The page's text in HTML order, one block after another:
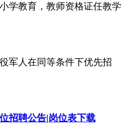
学教育，教师资格证任教学
人在同等条件下优先招
招聘公告|岗位表下载